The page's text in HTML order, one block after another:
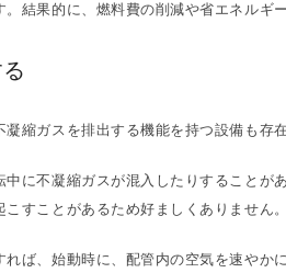
結果的に、燃料費の削減や省エネルギ
縮ガスを排出する機能を持つ設備も存在
に不凝縮ガスが混入したりすることが
すことがあるため好ましくありません。
ば、始動時に、配管内の空気を速やか